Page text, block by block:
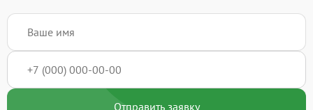
Отправить заявку